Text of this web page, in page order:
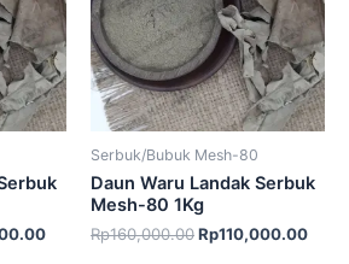
Serbuk/Bubuk Mesh-80
Daun Waru Landak Serbuk
Mesh-80 1Kg
Rp160,000.00Rp110,000.00